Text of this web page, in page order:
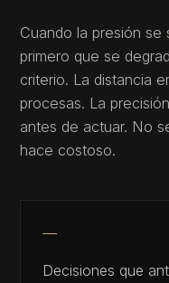
Cuando la presión
primero que se
criterio. La distancia
procesas. La
antes de actuar. No
hace costoso.
Decisiones que